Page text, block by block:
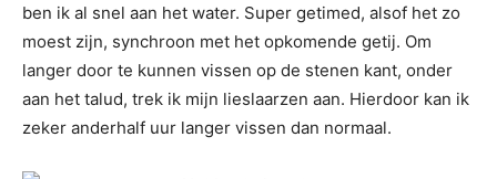
ben ik al snel aan het water. Super getimed, alsof het zo
moest zijn, synchroon met het opkomende getij. Om
langer door te kunnen vissen op de stenen kant, onder
aan het talud, trek ik mijn lieslaarzen aan. Hierdoor kan ik
zeker anderhalf uur langer vissen dan normaal.